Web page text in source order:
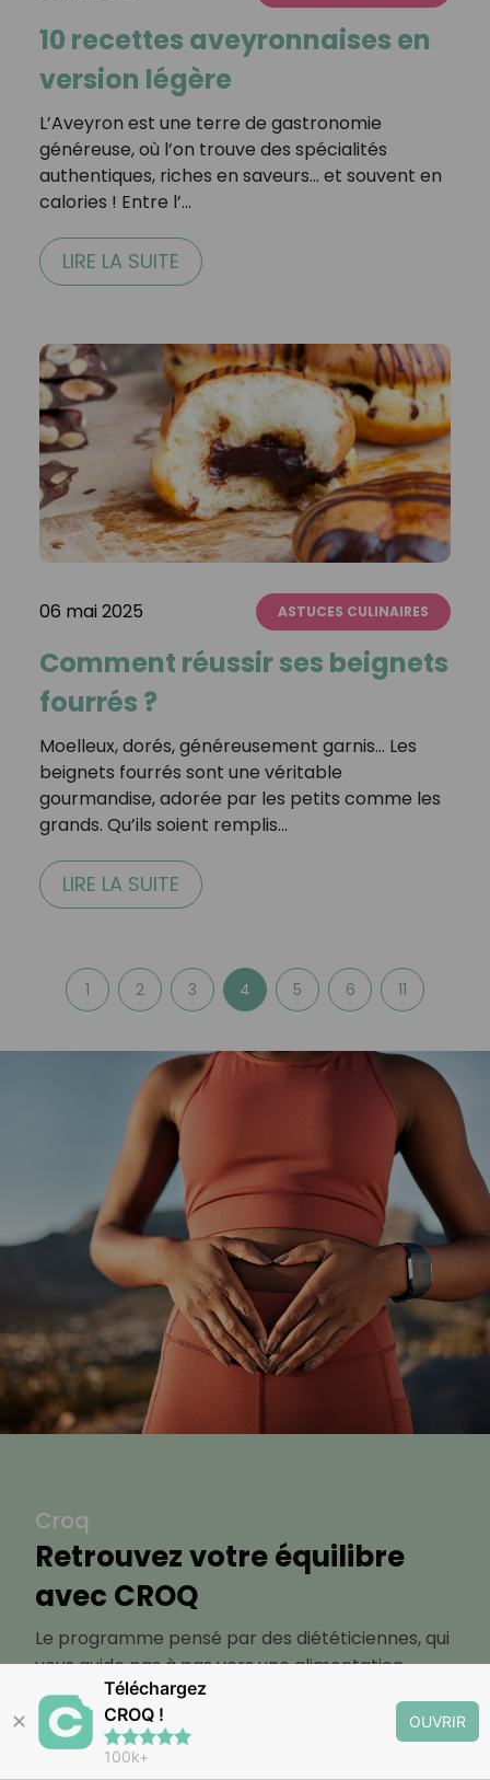
10 recettes aveyronnaises en
version légère
L’Aveyron est une terre de gastronomie
généreuse, où l’on trouve des spécialités
authentiques, riches en saveurs... et souvent en
calories ! Entre l’…
LIRE LA SUITE
06 mai 2025 ASTUCES CULINAIRES
Comment réussir ses beignets
fourrés ?
Moelleux, dorés, généreusement garnis… Les
beignets fourrés sont une véritable
gourmandise, adorée par les petits comme les
grands. Qu’ils soient remplis…
LIRE LA SUITE
1 2 3 4 5 6 11
Croq
Retrouvez votre équilibre
avec CROQ
Le programme pensé par des diététiciennes, qui
vous guide pas à pas vers une alimentation
saine, adaptée à vos objectifs minceur, santé ou
bien-être
✕
Téléchargez
CROQ !
100k+
OUVRIR